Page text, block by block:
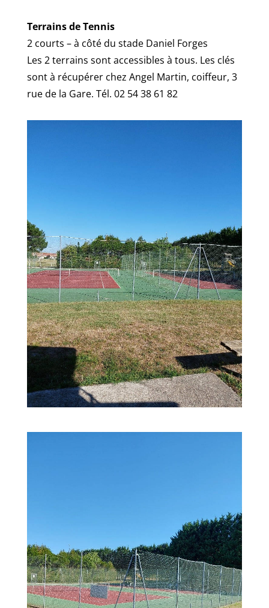
Terrains de Tennis
2 courts – à côté du stade Daniel Forges
Les 2 terrains sont accessibles à tous. Les clés
sont à récupérer chez Angel Martin, coiffeur, 3
rue de la Gare. Tél. 02 54 38 61 82